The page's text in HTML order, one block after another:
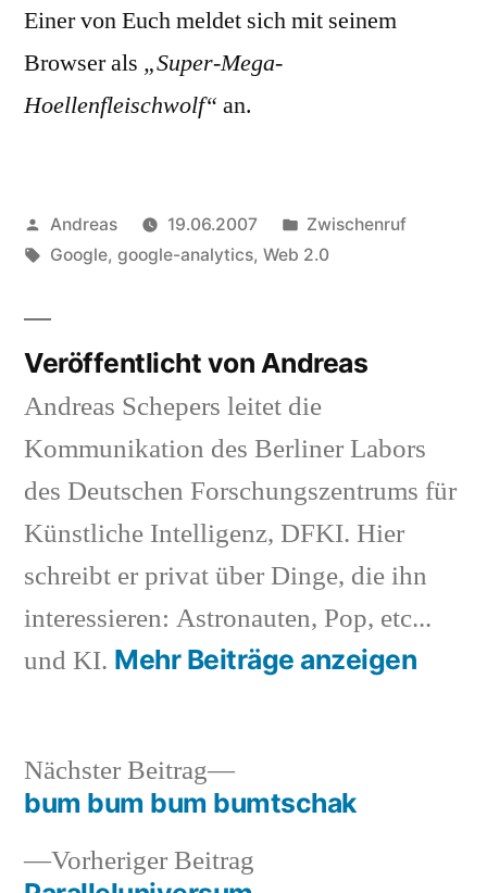
Einer von Euch meldet sich mit seinem
Browser als „Super-Mega-
Hoellenfleischwolf“ an.
Veröffentlicht
von
Andreas 19.06.2007
Veröffentlicht
in
Zwischenruf
Schlagwörter:
Google, google-analytics, Web 2.0
Veröffentlicht von Andreas
Andreas Schepers leitet die
Kommunikation des Berliner Labors
des Deutschen Forschungszentrums für
Künstliche Intelligenz, DFKI. Hier
schreibt er privat über Dinge, die ihn
interessieren: Astronauten, Pop, etc...
und KI. Mehr Beiträge anzeigen
Beitragsnavigation
Vorheriger Beitrag
Nächster Beitrag
Nächster
Beitrag:
bum bum bum bumtschak